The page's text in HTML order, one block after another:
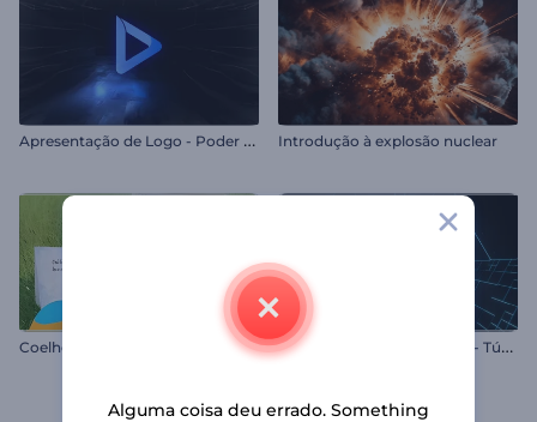
A
presentação de Logo - Poder da Escuridão Introdução à explosão nuclear
Coelho da Páscoa A
presentação de Logotipo - Túnel Hi-Tech
Alguma coisa deu errado. Something